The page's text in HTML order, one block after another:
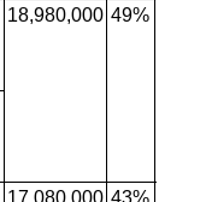
18,980,000 49%
17,080,000 43%